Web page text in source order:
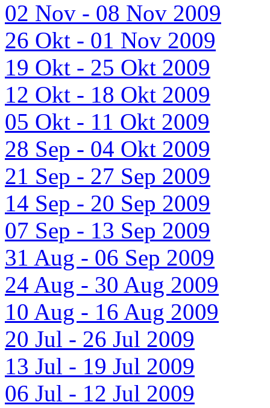
02 Nov - 08 Nov 2009
26 Okt - 01 Nov 2009
19 Okt - 25 Okt 2009
12 Okt - 18 Okt 2009
05 Okt - 11 Okt 2009
28 Sep - 04 Okt 2009
21 Sep - 27 Sep 2009
14 Sep - 20 Sep 2009
07 Sep - 13 Sep 2009
31 Aug - 06 Sep 2009
24 Aug - 30 Aug 2009
10 Aug - 16 Aug 2009
20 Jul - 26 Jul 2009
13 Jul - 19 Jul 2009
06 Jul - 12 Jul 2009